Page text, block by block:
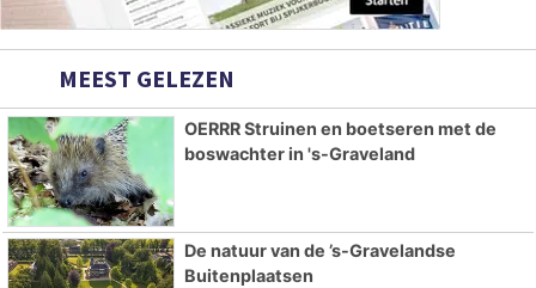
MEEST GELEZEN
OERRR Struinen en boetseren met de
boswachter in 's-Graveland
De natuur van de ’s-Gravelandse
Buitenplaatsen